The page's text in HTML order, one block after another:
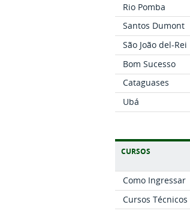
Rio Pomba
Santos Dumont
São João del-Rei
Bom Sucesso
Cataguases
Ubá
CURSOS
Como Ingressar
Cursos Técnicos